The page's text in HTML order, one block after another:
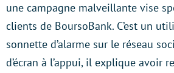
une campagne malveillante vise
clients de BoursoBank. C’est un
sonnette d’alarme sur le réseau
d’écran à l’appui, il explique avoir